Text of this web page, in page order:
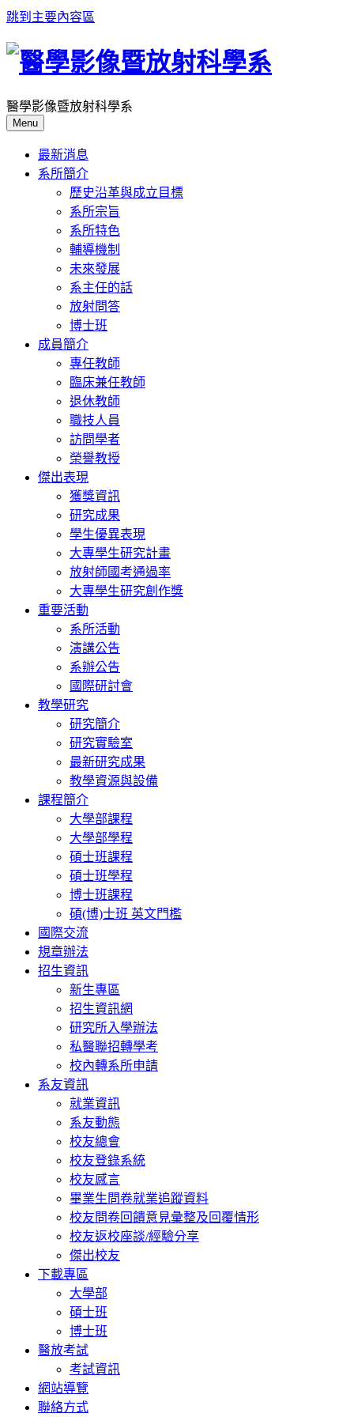
跳到主要內容區
醫學影像暨放射科學系
Menu
最新消息
系所簡介
歷史沿革與成立目標
系所宗旨
系所特色
輔導機制
未來發展
系主任的話
放射問答
博士班
成員簡介
專任教師
臨床兼任教師
退休教師
職技人員
訪問學者
榮譽教授
傑出表現
獲獎資訊
研究成果
學生優異表現
大專學生研究計畫
放射師國考通過率
大專學生研究創作獎
重要活動
系所活動
演講公告
系辦公告
國際研討會
教學研究
研究簡介
研究實驗室
最新研究成果
教學資源與設備
課程簡介
大學部課程
大學部學程
碩士班課程
碩士班學程
博士班課程
碩(博)士班 英文門檻
國際交流
規章辦法
招生資訊
新生專區
招生資訊網
研究所入學辦法
私醫聯招轉學考
校內轉系所申請
系友資訊
就業資訊
系友動態
校友總會
校友登錄系統
校友感言
畢業生問卷就業追蹤資料
校友問卷回饋意見彙整及回覆情形
校友返校座談/經驗分享
傑出校友
下載專區
大學部
碩士班
博士班
醫放考試
考試資訊
網站導覽
聯絡方式